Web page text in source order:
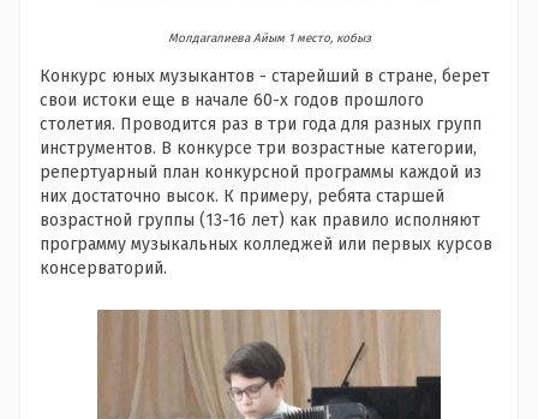
Молдагалиева Айым 1 место, кобыз
Конкурс юных музыкантов - старейший в стране, берет
свои истоки еще в начале 60-х годов прошлого
столетия. Проводится раз в три года для разных групп
инструментов. В конкурсе три возрастные категории,
репертуарный план конкурсной программы каждой из
них достаточно высок. К примеру, ребята старшей
возрастной группы (13-16 лет) как правило исполняют
программу музыкальных колледжей или первых курсов
консерваторий.